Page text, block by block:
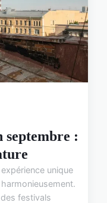
septembre :
unique
festivals